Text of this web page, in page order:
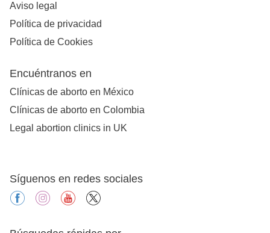
Aviso legal
Política de privacidad
Política de Cookies
Encuéntranos en
Clínicas de aborto en México
Clínicas de aborto en Colombia
Legal abortion clinics in UK
Síguenos en redes sociales
facebookinstagramyoutube